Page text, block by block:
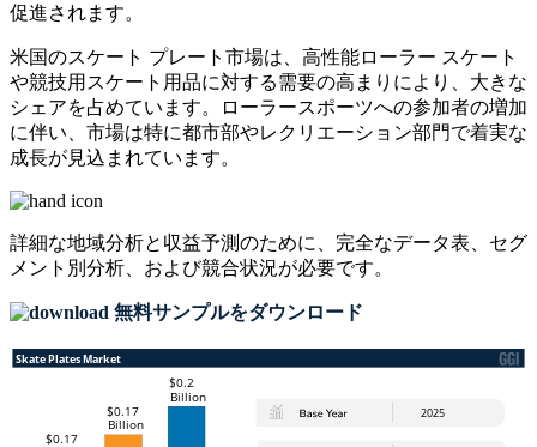
促進されます。
米国のスケート プレート市場は、高性能ローラー スケート
や競技用スケート用品に対する需要の高まりにより、大きな
シェアを占めています。ローラースポーツへの参加者の増加
に伴い、市場は特に都市部やレクリエーション部門で着実な
成長が見込まれています。
詳細な地域分析と収益予測のために、 完全なデータ表、セグ
メント別分析、および競合状況が必要です。
無料サンプルをダウンロード